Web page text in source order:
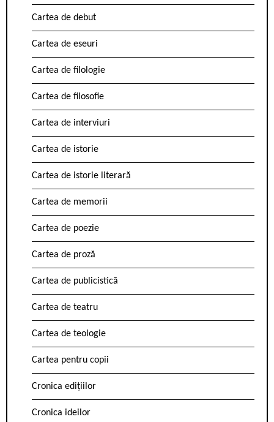
Cartea de debut
Cartea de eseuri
Cartea de filologie
Cartea de filosofie
Cartea de interviuri
Cartea de istorie
Cartea de istorie literară
Cartea de memorii
Cartea de poezie
Cartea de proză
Cartea de publicistică
Cartea de teatru
Cartea de teologie
Cartea pentru copii
Cronica edițiilor
Cronica ideilor